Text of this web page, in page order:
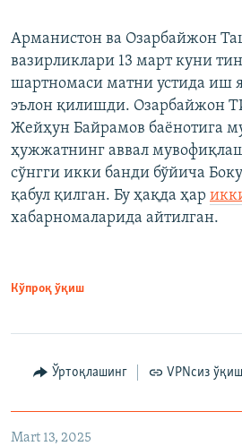
Арманистон ва Озарбайжон
вазирликлари 13 март куни
шартномаси матни устида иш
эълон қилишди. Озарбайжон
Жейҳун Байрамов баёнотига
ҳужжатнинг аввал
сўнгги икки банди бўйича
қабул қилган. Бу ҳақда ҳар
хабарномаларида айтилган.
Кўпроқ ўқиш
Ўртоқлашинг VPNсиз ўқиш
Mart 13, 2025